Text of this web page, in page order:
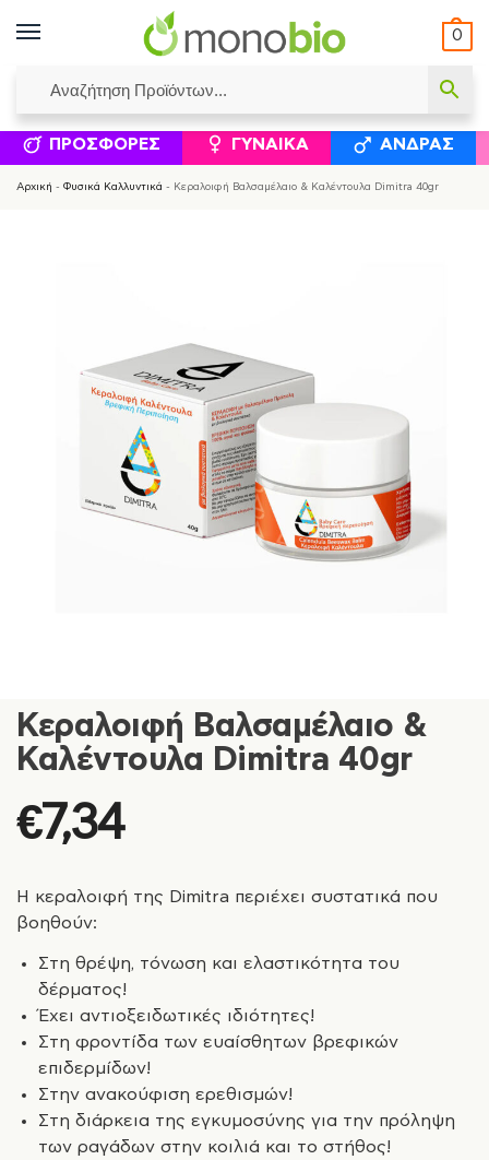
0
ΙΣΟΛΟΓΙΣΜΟΊ ΕΛΕΆΝΝΑ ΧΡΙΣΤΙΝΆΚΗ ΕΠΙΚΟΙΝΩΝΊΑ
ΣΥΜΠΛΗΡΏΜΑΤΑ ΔΙΑΤΡΟΦΉΣ ΦΥΣΙΚΆ
ΠΡΟΣΦΟΡΈΣ ΓΥΝΑΊΚΑ ΆΝΔΡΑΣ
Αρχική - Φυσικά Καλλυντικά - Κεραλοιφή Βαλσαμέλαιο & Καλέντουλα Dimitra 40gr
Κεραλοιφή Βαλσαμέλαιο &
Καλέντουλα Dimitra 40gr
€7,34
Η κεραλοιφή της Dimitra περιέχει συστατικά που
βοηθούν:
Στη θρέψη, τόνωση και ελαστικότητα του
δέρματος!
Έχει αντιοξειδωτικές ιδιότητες!
Στη φροντίδα των ευαίσθητων βρεφικών
επιδερμίδων!
Στην ανακούφιση ερεθισμών!
Στη διάρκεια της εγκυμοσύνης για την πρόληψη
των ραγάδων στην κοιλιά και το στήθος!